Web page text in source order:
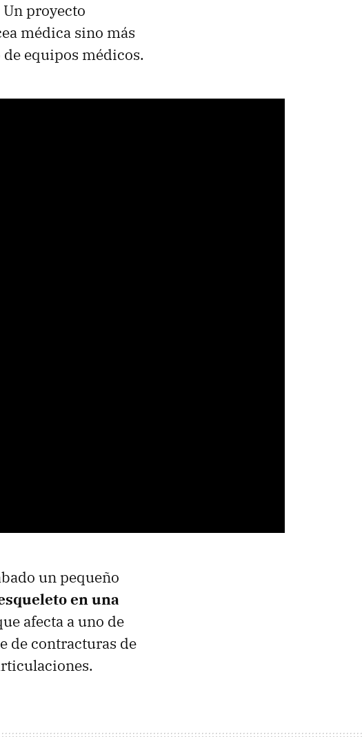
proyecto
médica sino más
equipos médicos.
un pequeño
en una
afecta a uno de
de contracturas de